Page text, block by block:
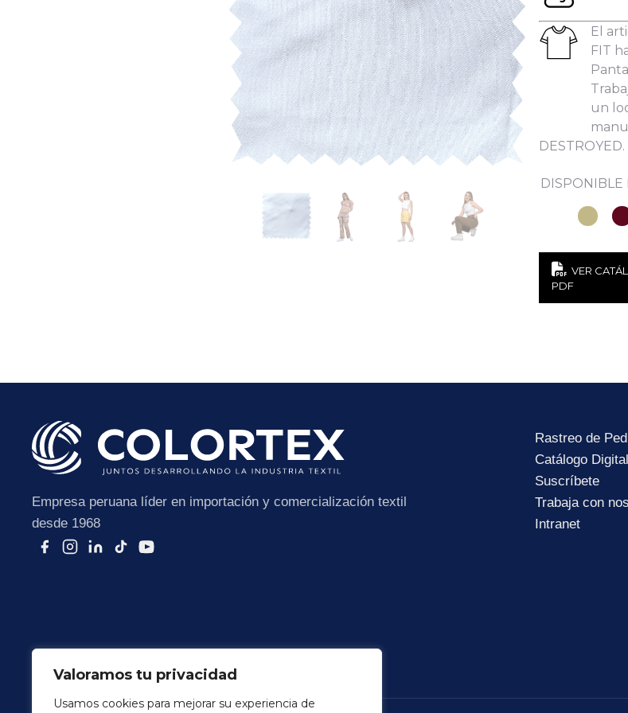
Valoramos tu privacidad
Usamos cookies para mejorar su experiencia de
El
FIT
un
DESTROYED.
DISPONIBLE
VER
PDF
Empresa peruana líder en importación y comercialización textil
desde 1968
Rastreo de
Catálogo Digital
Suscríbete
Trabaja con
Intranet
Datos personales:
Subir su cv*
He leído y acepto la Política de